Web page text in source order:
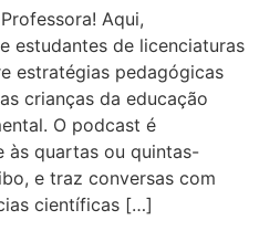
Aqui,
estudantes de licenciaturas
estratégias pedagógicas
crianças da educação
O podcast é
às quartas ou quintas-
e traz conversas com
científicas […]